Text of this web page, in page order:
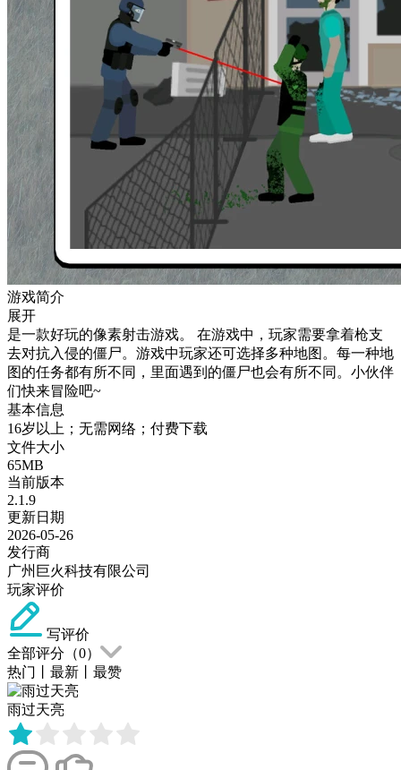
游戏简介
展开
是一款好玩的像素射击游戏。 在游戏中，玩家需要拿着枪支
去对抗入侵的僵尸。游戏中玩家还可选择多种地图。每一种地
图的任务都有所不同，里面遇到的僵尸也会有所不同。小伙伴
们快来冒险吧~
基本信息
16岁以上；无需网络；付费下载
文件大小
65MB
当前版本
2.1.9
更新日期
2026-05-26
发行商
广州巨火科技有限公司
玩家评价
写评价
全部评分（0）
热门
最新 最赞
雨过天亮